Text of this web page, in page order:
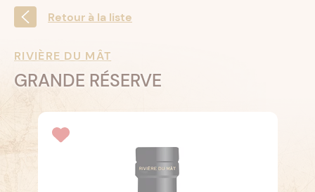
Retour à la liste
RIVIÈRE DU MÂT
GRANDE RÉSERVE